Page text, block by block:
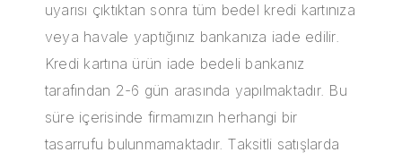
uyarısı çıktıktan sonra tüm bedel kredi kartınıza
veya havale yaptığınız bankanıza iade edilir.
Kredi kartına ürün iade bedeli bankanız
tarafından 2-6 gün arasında yapılmaktadır. Bu
süre içerisinde firmamızın herhangi bir
tasarrufu bulunmamaktadır. Taksitli satışlarda